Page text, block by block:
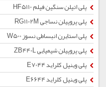
پلی اتیلن سنگین فیلم HF5110
پلی پروپیلن نساجی RG1102M
پلی استایرن انبساطی نسوز W500
پلی پروپیلن شیمیایی ZB440L
پلی وینیل کلراید E7044
پلی وینیل کلراید E6644